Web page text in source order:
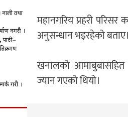
महानगरिय प्रहरी परिसर
अनुसन्धान भइरहेको बताए।
खनालको आमाबुबासहित
ज्यान गएको थियो।